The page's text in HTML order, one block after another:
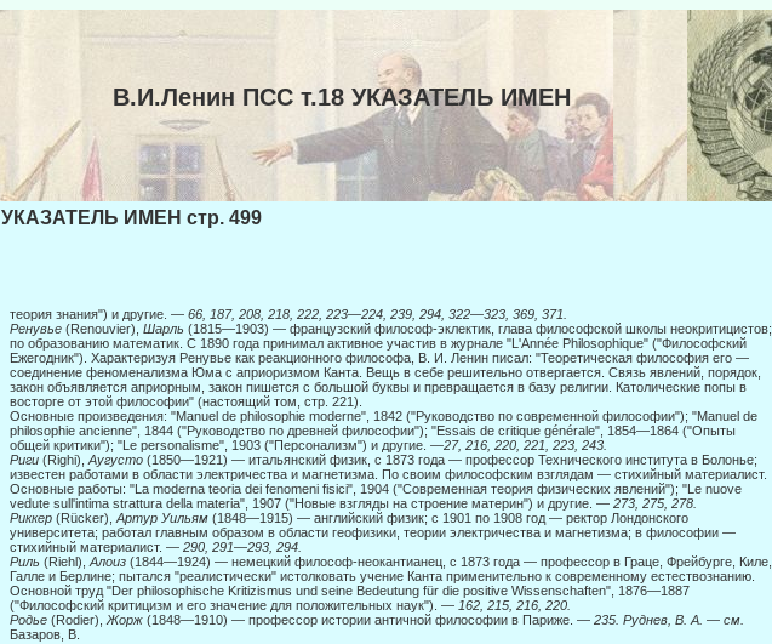
В.И.Ленин ПСС т.18 УКАЗАТЕЛЬ ИМЕН
УКАЗАТЕЛЬ ИМЕН стр. 499
теория знания") и другие. — 66, 187, 208, 218, 222, 223—224, 239, 294, 322—323, 369, 371.
Ренувье (Renouvier), Шарль (1815—1903) — французский философ-эклектик, глава философской школы неокритицистов;
по образованию математик. С 1890 года принимал активное участив в журнале "L'Année Philosophique" ("Философский
Ежегодник"). Характеризуя Ренувье как реакционного филосо­фа, В. И. Ленин писал: "Теоретическая философия его —
соединение феноменализма Юма с априориз­мом Канта. Вещь в себе решительно отвергается. Связь явлений, порядок,
закон объявляется априорным, закон пишется с большой буквы и превращается в базу религии. Католические попы в
восторге от этой философии" (настоящий том, стр. 221).
Основные произведения: "Manuel de philosophie moderne", 1842 ("Руководство по современной фило­софии"); "Manuel de
philosophie ancienne", 1844 ("Руководство по древней философии"); "Essais de critique générale", 1854—1864 ("Опыты
общей критики"); "Le personalisme", 1903 ("Персонализм") и другие. —27, 216, 220, 221, 223, 243.
Риги (Righi), Аугусто (1850—1921) — итальянский физик, с 1873 года — профессор Технического института в Болонье;
известен работами в области электричества и магнетизма. По своим философским взглядам — стихийный материалист.
Основные работы: "La moderna teoria dei fenomeni fisici", 1904 ("Современная теория физических яв­лений"); "Le nuove
vedute sull'intima strattura della materia", 1907 ("Новые взгляды на строение материн") и другие. — 273, 275, 278.
Риккер (Rücker), Артур Уильям (1848—1915) — английский физик; с 1901 по 1908 год — ректор Лондонского
университета; работал главным образом в области геофизики, теории электричества и маг­нетизма; в философии —
стихийный материалист. — 290, 291—293, 294.
Риль (Riehl), Алоиз (1844—1924) — немецкий философ-неокантианец, с 1873 года — профессор в Граце, Фрейбурге, Киле,
Галле и Берлине; пытался "реалистически" истолковать учение Канта примени­тельно к современному естествознанию.
Основной труд "Der philosophische Kritizismus und seine Bedeutung für die positive Wissenschaften", 1876—1887
("Философский критицизм и его значение для положительных наук"). — 162, 215, 216, 220.
Родье (Rodier), Жорж (1848—1910) — профессор истории античной философии в Париже. — 235. Руднев, В. А. — см.
Базаров, В.